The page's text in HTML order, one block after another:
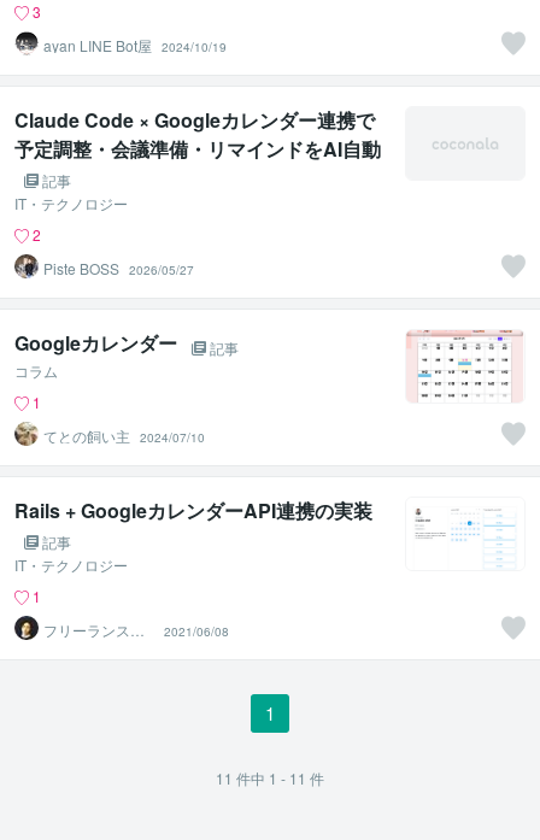
3
ayan LINE Bot屋
2024/10/19
Claude Code × Googleカレンダー連携で
予定調整・会議準備・リマインドをAI自動
化！中小企業のスケジュール管理効率化ガ
イド
記事
IT・テクノロジー
2
Piste BOSS 2026/05/27
Googleカレンダー
記事
コラム
1
てとの飼い主
2024/07/10
Rails + GoogleカレンダーAPI連携の実装
記事
IT・テクノロジー
1
フリーランスエ
ンジニア
2021/06/08
1
11 件中 1 - 11 件